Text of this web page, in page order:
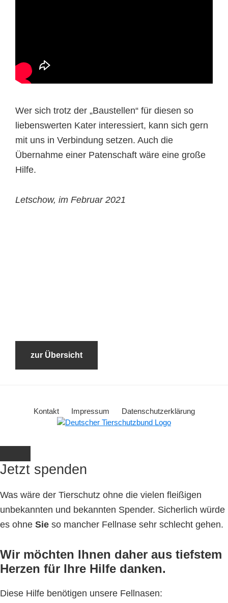
Wer sich trotz der „Baustellen“ für diesen so
liebenswerten Kater interessiert, kann sich gern
mit uns in Verbindung setzen. Auch die
Übernahme einer Patenschaft wäre eine große
Hilfe.
Letschow, im Februar 2021
zur Übersicht
Kontakt Impressum Datenschutzerklärung
Jetzt spenden
Was wäre der Tierschutz ohne die vielen fleißigen
unbekannten und bekannten Spender. Sicherlich würde
es ohne Sie so mancher Fellnase sehr schlecht gehen.
Wir möchten Ihnen daher aus tiefstem
Herzen für Ihre Hilfe danken.
Diese Hilfe benötigen unsere Fellnasen: